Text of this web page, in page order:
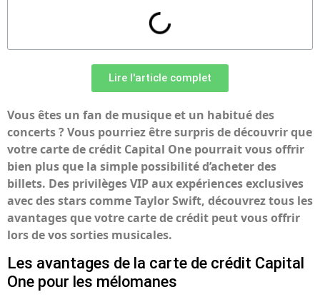
Lire l'article complet
Vous êtes un fan de musique et un habitué des
concerts ? Vous pourriez être surpris de découvrir que
votre carte de crédit Capital One pourrait vous offrir
bien plus que la simple possibilité d’acheter des
billets. Des privilèges VIP aux expériences exclusives
avec des stars comme Taylor Swift, découvrez tous les
avantages que votre carte de crédit peut vous offrir
lors de vos sorties musicales.
Les avantages de la carte de crédit Capital
One pour les mélomanes